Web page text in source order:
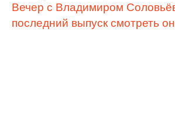
Вечер с Владимиром
последний выпуск смотреть